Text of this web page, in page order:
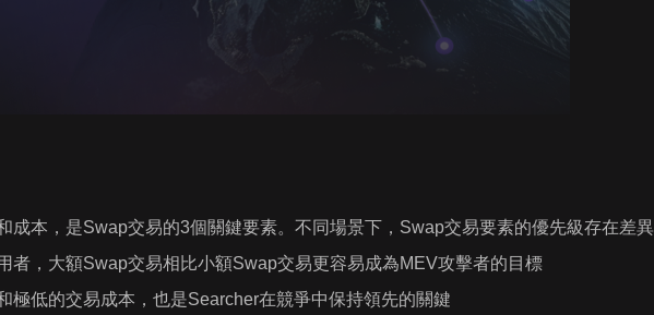
成本，是Swap交易的3個關鍵要素。不同場景下，Swap交易要素的優先級存在差異
者，大額Swap交易相比小額Swap交易更容易成為MEV攻擊者的目標
極低的交易成本，也是Searcher在競爭中保持領先的關鍵